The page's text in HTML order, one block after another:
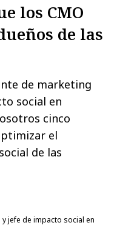
los CMO
de las
de marketing
social en
cinco
el
de las
jefe de impacto social en